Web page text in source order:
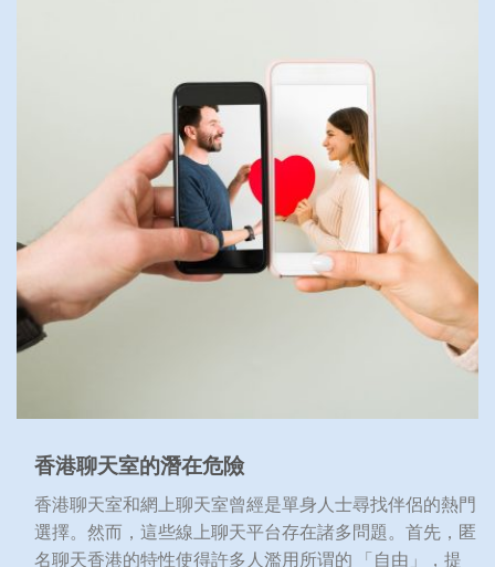
香港聊天室的潛在危險
香港聊天室和網上聊天室曾經是單身人士尋找伴侶的熱門
選擇。然而，這些線上聊天平台存在諸多問題。首先，匿
名聊天香港的特性使得許多人濫用所谓的 「自由」，提